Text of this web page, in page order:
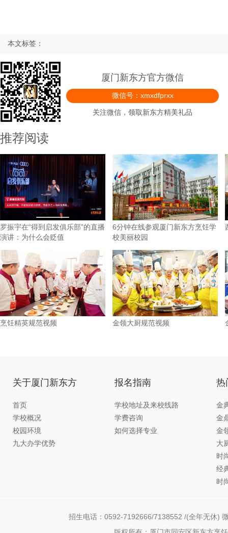
本文标签：
厦门新东方官方微信
微信号：xmxdfprxx
关注微信，领取新东方精美礼品
推荐阅读
罗振宇在“得到启发俱乐部”的直播
演讲：为什么会贬值
6分钟在线参观厦门新东方烹饪学
校美丽校园
烹饪精英规范视频 金领大厨规范视频
关于厦门新东方
首页
学校概况
校园环境
九大办学优势
报名指南
学校地址及来校线路
学费咨询
如何选择专业
热
金
金
金
大
时
经
时
招生电话：0592-7192666/7138552 /(全年无休)